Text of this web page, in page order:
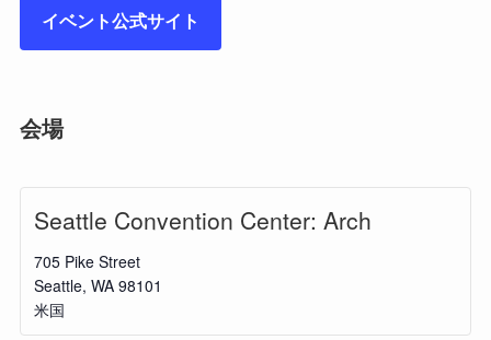
イベント公式サイト
会場
Seattle Convention Center: Arch
705 Pike Street
Seattle, WA 98101
米国